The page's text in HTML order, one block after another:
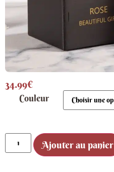
34.99€
Couleur
Ajouter au panier